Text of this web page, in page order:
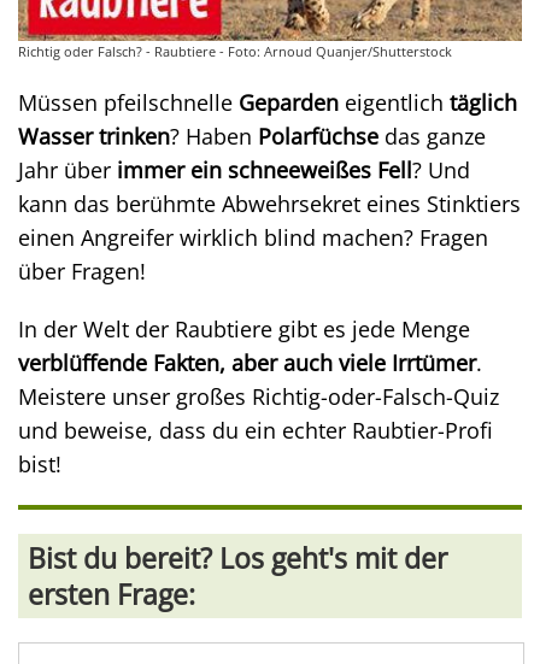
Richtig oder Falsch? - Raubtiere - Foto: Arnoud Quanjer/Shutterstock
Müssen pfeilschnelle Geparden eigentlich täglich
Wasser trinken? Haben Polarfüchse das ganze
Jahr über immer ein schneeweißes Fell? Und
kann das berühmte Abwehrsekret eines Stinktiers
einen Angreifer wirklich blind machen? Fragen
über Fragen!
In der Welt der Raubtiere gibt es jede Menge
verblüffende Fakten, aber auch viele Irrtümer.
Meistere unser großes Richtig-oder-Falsch-Quiz
und beweise, dass du ein echter Raubtier-Profi
bist!
Bist du bereit? Los geht's mit der
ersten Frage: